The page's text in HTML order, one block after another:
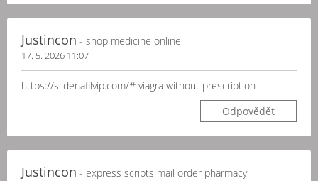
Justincon - shop medicine online
17. 5. 2026 11:07
https://sildenafilvip.com/# viagra without prescription
Odpovědět
Justincon - express scripts mail order pharmacy